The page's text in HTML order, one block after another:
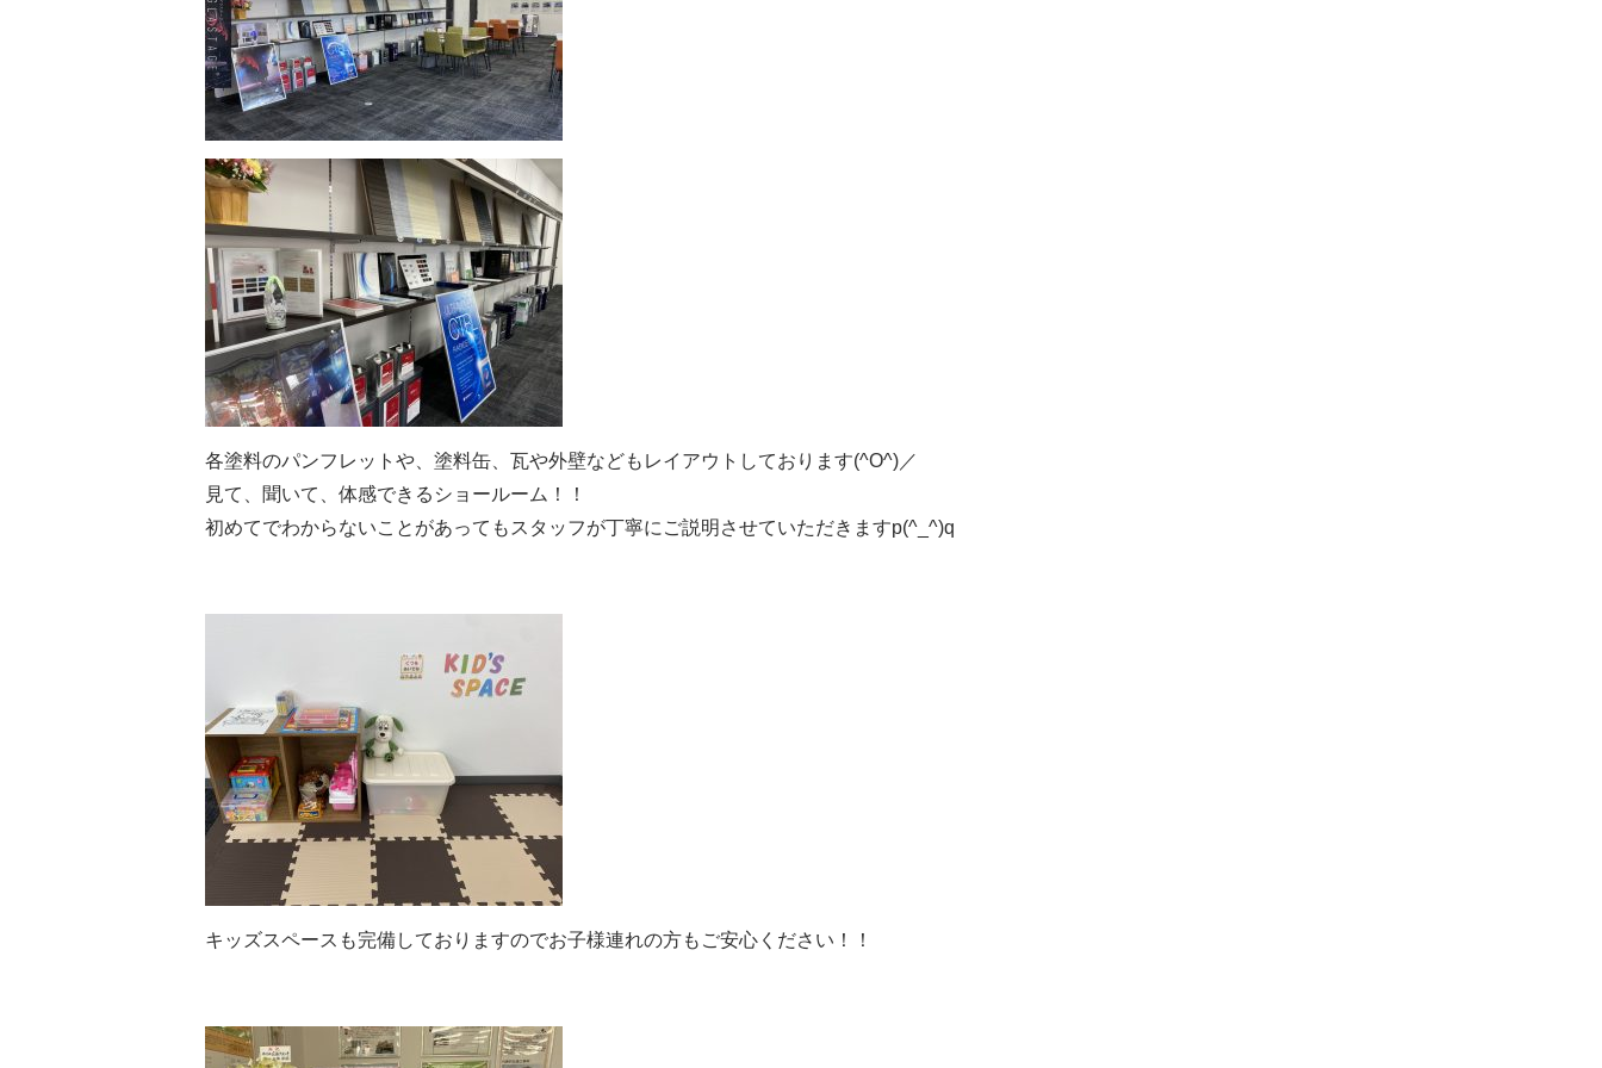
各塗料のパンフレットや、塗料缶、瓦や外壁などもレイアウトしております(^O^)／
見て、聞いて、体感できるショールーム！！
初めてでわからないことがあってもスタッフが丁寧にご説明させていただきますp(^_^)q
キッズスペースも完備しておりますのでお子様連れの方もご安心ください！！